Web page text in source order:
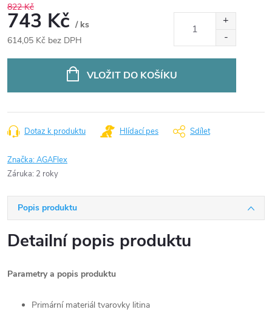
822 Kč
743 Kč / ks
614,05 Kč bez DPH
VLOŽIT DO KOŠÍKU
Dotaz k produktu Hlídací pes Sdílet
Značka:AGAFlex
Záruka: 2 roky
Popis produktu
Detailní popis produktu
Parametry a popis produktu
Primární materiál tvarovky litina